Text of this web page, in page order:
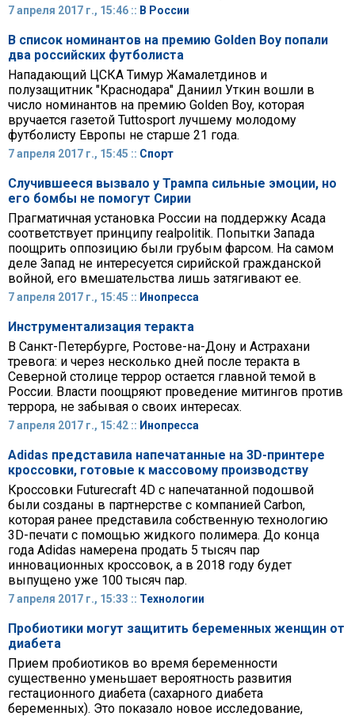
7 апреля 2017 г., 15:46 :: В России
В список номинантов на премию Golden Boy попали
два российских футболиста
Нападающий ЦСКА Тимур Жамалетдинов и
полузащитник "Краснодара" Даниил Уткин вошли в
число номинантов на премию Golden Boy, которая
вручается газетой Tuttosport лучшему молодому
футболисту Европы не старше 21 года.
7 апреля 2017 г., 15:45 :: Спорт
Случившееся вызвало у Трампа сильные эмоции, но
его бомбы не помогут Сирии
Прагматичная установка России на поддержку Асада
соответствует принципу realpolitik. Попытки Запада
поощрить оппозицию были грубым фарсом. На самом
деле Запад не интересуется сирийской гражданской
войной, его вмешательства лишь затягивают ее.
7 апреля 2017 г., 15:45 :: Инопресса
Инструментализация теракта
В Санкт-Петербурге, Ростове-на-Дону и Астрахани
тревога: и через несколько дней после теракта в
Северной столице террор остается главной темой в
России. Власти поощряют проведение митингов против
террора, не забывая о своих интересах.
7 апреля 2017 г., 15:42 :: Инопресса
Adidas представила напечатанные на 3D-принтере
кроссовки, готовые к массовому производству
Кроссовки Futurecraft 4D с напечатанной подошвой
были созданы в партнерстве с компанией Carbon,
которая ранее представила собственную технологию
3D-печати с помощью жидкого полимера. До конца
года Adidas намерена продать 5 тысяч пар
инновационных кроссовок, а в 2018 году будет
выпущено уже 100 тысяч пар.
7 апреля 2017 г., 15:33 :: Технологии
Пробиотики могут защитить беременных женщин от
диабета
Прием пробиотиков во время беременности
существенно уменьшает вероятность развития
гестационного диабета (сахарного диабета
беременных). Это показало новое исследование,